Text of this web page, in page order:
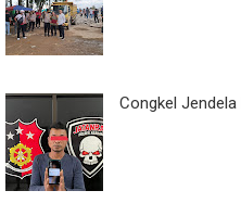
Congkel Jendela